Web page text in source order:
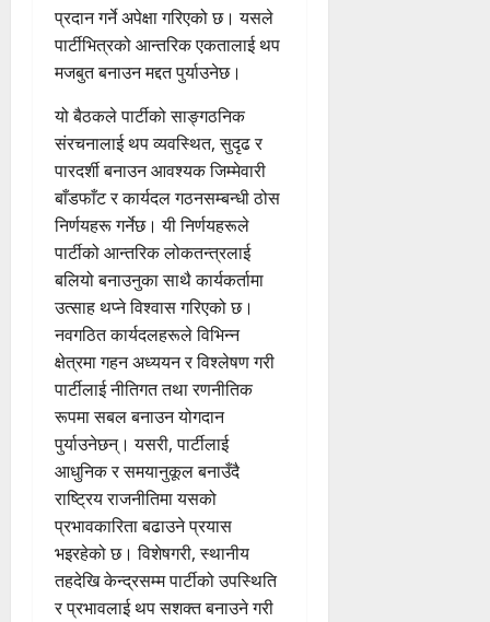
प्रदान गर्ने अपेक्षा गरिएको छ। यसले
पार्टीभित्रको आन्तरिक एकतालाई थप
मजबुत बनाउन मद्दत पुर्याउनेछ।
यो बैठकले पार्टीको साङ्गठनिक
संरचनालाई थप व्यवस्थित, सुदृढ र
पारदर्शी बनाउन आवश्यक जिम्मेवारी
बाँडफाँट र कार्यदल गठनसम्बन्धी ठोस
निर्णयहरू गर्नेछ। यी निर्णयहरूले
पार्टीको आन्तरिक लोकतन्त्रलाई
बलियो बनाउनुका साथै कार्यकर्तामा
उत्साह थप्ने विश्वास गरिएको छ।
नवगठित कार्यदलहरूले विभिन्न
क्षेत्रमा गहन अध्ययन र विश्लेषण गरी
पार्टीलाई नीतिगत तथा रणनीतिक
रूपमा सबल बनाउन योगदान
पुर्याउनेछन्। यसरी, पार्टीलाई
आधुनिक र समयानुकूल बनाउँदै
राष्ट्रिय राजनीतिमा यसको
प्रभावकारिता बढाउने प्रयास
भइरहेको छ। विशेषगरी, स्थानीय
तहदेखि केन्द्रसम्म पार्टीको उपस्थिति
र प्रभावलाई थप सशक्त बनाउने गरी